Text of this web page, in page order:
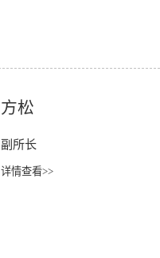
方松
副所长
详情查看>>